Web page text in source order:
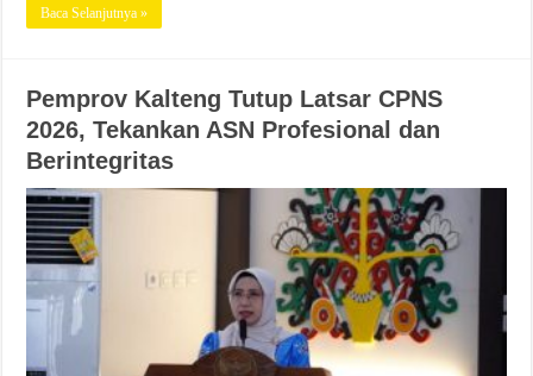
Baca Selanjutnya »
Pemprov Kalteng Tutup Latsar CPNS
2026, Tekankan ASN Profesional dan
Berintegritas